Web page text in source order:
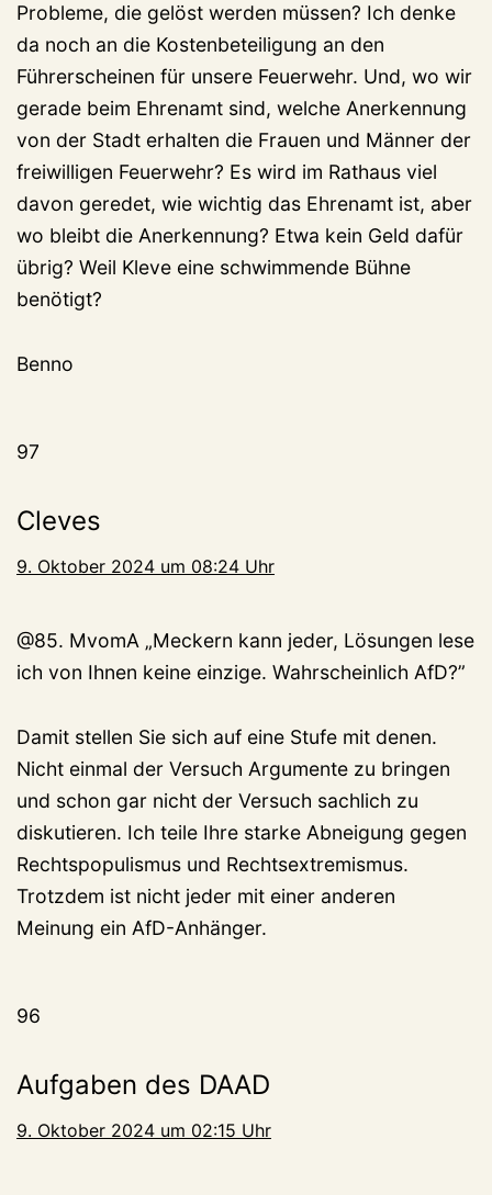
Probleme, die gelöst werden müssen? Ich denke
da noch an die Kostenbeteiligung an den
Führerscheinen für unsere Feuerwehr. Und, wo wir
gerade beim Ehrenamt sind, welche Anerkennung
von der Stadt erhalten die Frauen und Männer der
freiwilligen Feuerwehr? Es wird im Rathaus viel
davon geredet, wie wichtig das Ehrenamt ist, aber
wo bleibt die Anerkennung? Etwa kein Geld dafür
übrig? Weil Kleve eine schwimmende Bühne
benötigt?
Benno
97
Cleves
9. Oktober 2024 um 08:24 Uhr
@85. MvomA „Meckern kann jeder, Lösungen lese
ich von Ihnen keine einzige. Wahrscheinlich AfD?”
Damit stellen Sie sich auf eine Stufe mit denen.
Nicht einmal der Versuch Argumente zu bringen
und schon gar nicht der Versuch sachlich zu
diskutieren. Ich teile Ihre starke Abneigung gegen
Rechtspopulismus und Rechtsextremismus.
Trotzdem ist nicht jeder mit einer anderen
Meinung ein AfD-Anhänger.
96
Aufgaben des DAAD
9. Oktober 2024 um 02:15 Uhr